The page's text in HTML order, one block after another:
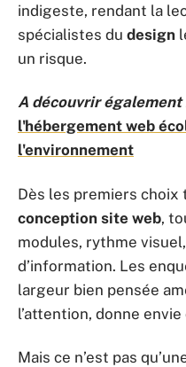
indigeste, rendant la
spécialistes du design
un risque.
A découvrir également
l'hébergement web
l'environnement
Dès les premiers choix
conception site web,
modules, rythme
d’information. Les
largeur bien pensée
l’attention, donne envie
Mais ce n’est pas